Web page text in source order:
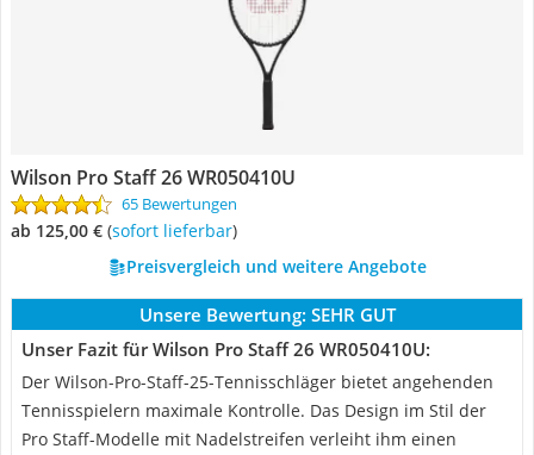
Wilson Pro Staff 26 WR050410U
65 Bewertungen
ab 125,00 € ( Sofort lieferbar)
Preisvergleich und weitere Angebote
Unsere Bewertung: SEHR GUT
Unser Fazit für Wilson Pro Staff 26 WR050410U:
Der Wilson-Pro-Staff-25-Tennisschläger bietet angehenden
Tennisspielern maximale Kontrolle. Das Design im Stil der
Pro Staff-Modelle mit Nadelstreifen verleiht ihm einen